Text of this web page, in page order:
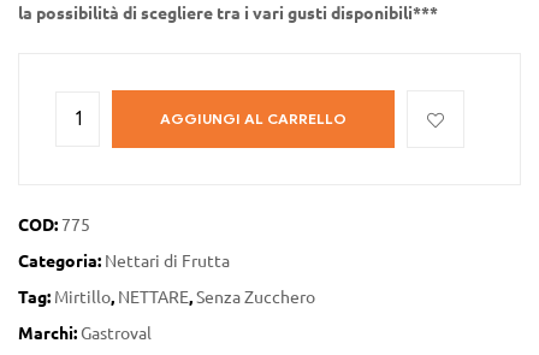
la possibilità di scegliere tra i vari gusti disponibili***
AGGIUNGI AL CARRELLO
COD:775
Categoria: Nettari di Frutta
Tag: Mirtillo, NETTARE,Senza Zucchero
Marchi:Gastroval